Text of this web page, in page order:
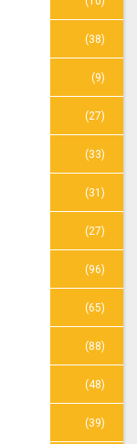
(38)
(9)
(27)
(33)
(31)
(27)
(96)
(65)
(88)
(48)
(39)